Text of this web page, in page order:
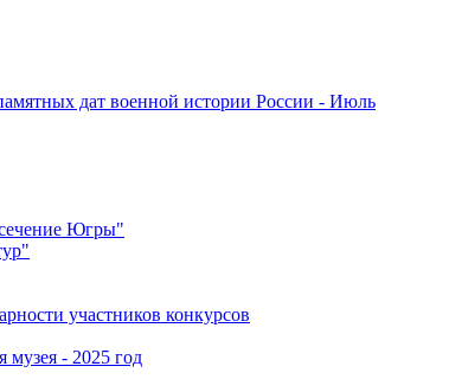
дат военной истории России - Июль
Югры"
участников конкурсов
музея - 2025 год